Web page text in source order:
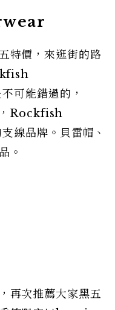
特價，來逛街的路
可能錯過的，
Rockfish
線品牌。貝雷帽、
。
再次推薦大家黑五